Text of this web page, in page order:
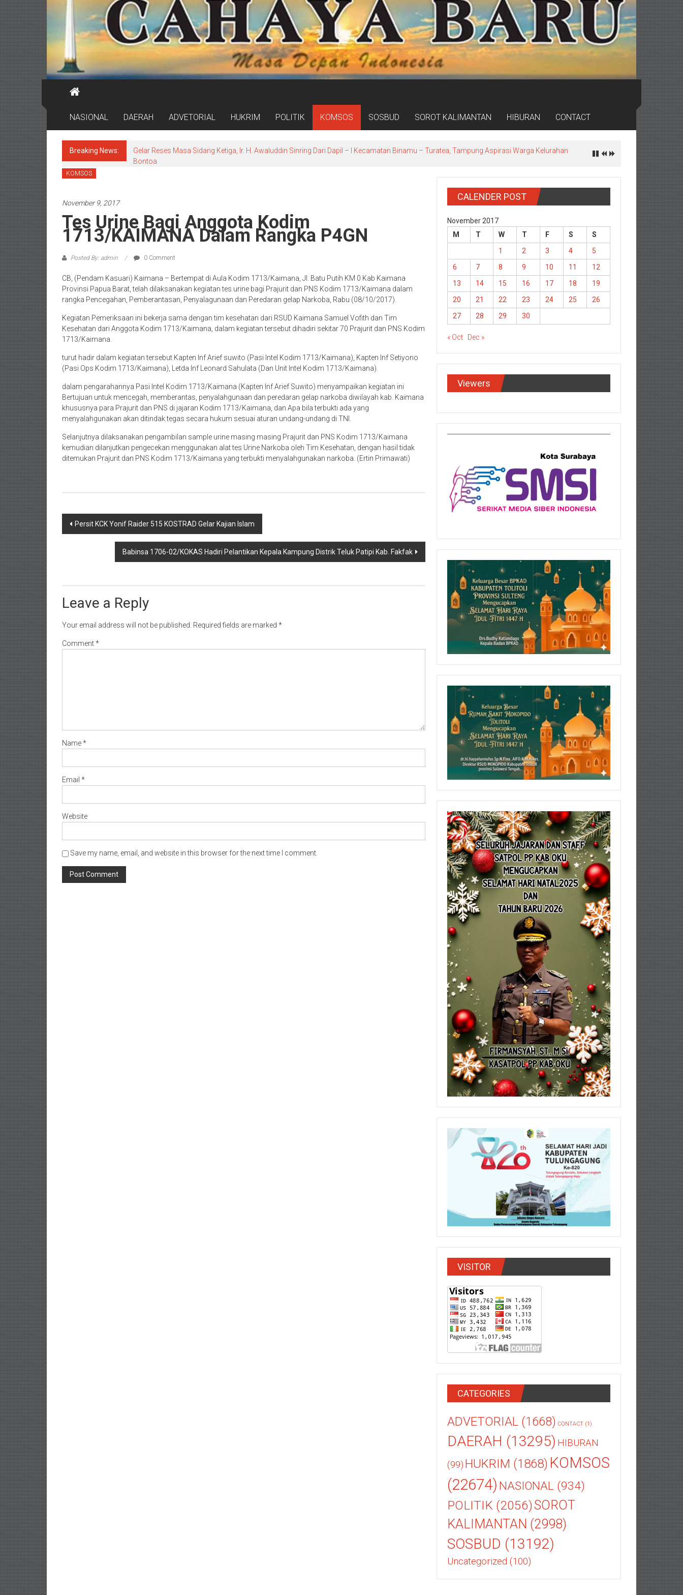
NASIONAL DAERAH ADVETORIAL HUKRIM POLITIK KOMSOS SOSBUD SOROT KALIMANTAN HIBURAN CONTACT
Breaking News:
Gelar Reses Masa Sidang Ketiga, Ir. H. Awaluddin Sinring Dari Dapil – l Kecamatan Binamu – Turatea, Tampung Aspirasi Warga Kelurahan
Bontoa
KOMSOS
November 9, 2017
Tes Urine Bagi Anggota Kodim
1713/KAIMANA Dalam Rangka P4GN
Posted By: admin 0 Comment
CB, (Pendam Kasuari) Kaimana – Bertempat di Aula Kodim 1713/Kaimana, Jl. Batu Putih KM 0 Kab Kaimana
Provinsi Papua Barat, telah dilaksanakan kegiatan tes urine bagi Prajurit dan PNS Kodim 1713/Kaimana dalam
rangka Pencegahan, Pemberantasan, Penyalagunaan dan Peredaran gelap Narkoba, Rabu (08/10/2017).
Kegiatan Pemeriksaan ini bekerja sama dengan tim kesehatan dari RSUD Kaimana Samuel Vofith dan Tim
Kesehatan dari Anggota Kodim 1713/Kaimana, dalam kegiatan tersebut dihadiri sekitar 70 Prajurit dan PNS Kodim
1713/Kaimana.
turut hadir dalam kegiatan tersebut Kapten Inf Arief suwito (Pasi Intel Kodim 1713/Kaimana), Kapten Inf Setiyono
(Pasi Ops Kodim 1713/Kaimana), Letda Inf Leonard Sahulata (Dan Unit Intel Kodim 1713/Kaimana).
dalam pengarahannya Pasi Intel Kodim 1713/Kaimana (Kapten Inf Arief Suwito) menyampaikan kegiatan ini
Bertujuan untuk mencegah, memberantas, penyalahgunaan dan peredaran gelap narkoba diwilayah kab. Kaimana
khususnya para Prajurit dan PNS di jajaran Kodim 1713/Kaimana, dan Apa bila terbukti ada yang
menyalahgunakan akan ditindak tegas secara hukum sesuai aturan undang-undang di TNI.
Selanjutnya dilaksanakan pengambilan sample urine masing masing Prajurit dan PNS Kodim 1713/Kaimana
kemudian dilanjutkan pengecekan menggunakan alat tes Urine Narkoba oleh Tim Kesehatan, dengan hasil tidak
ditemukan Prajurit dan PNS Kodim 1713/Kaimana yang terbukti menyalahgunakan narkoba. (Ertin Primawati)
Post
navigation
Persit KCK Yonif Raider 515 KOSTRAD Gelar Kajian Islam
Babinsa 1706-02/KOKAS Hadiri Pelantikan Kepala Kampung Distrik Teluk Patipi Kab. Fakfak
Leave a Reply
Your email address will not be published. Required fields are marked *
Comment*
Name*
Email *
Website
Save my name, email, and website in this browser for the next time I comment.
CALENDER POST
November 2017
M
T W T F S
S
1
2 3 4
5
6
7 8 9 10 11
12
13
14 15 16 17 18
19
20
21 22 23 24 25
26
27
28 29 30
« Oct Dec »
Viewers
VISITOR
CATEGORIES
ADVETORIAL (1668) CONTACT (1)
DAERAH (13295) HIBURAN
(99) HUKRIM (1868) KOMSOS
(22674) NASIONAL (934)
POLITIK (2056)SOROT
KALIMANTAN (2998)
SOSBUD (13192)
Uncategorized (100)